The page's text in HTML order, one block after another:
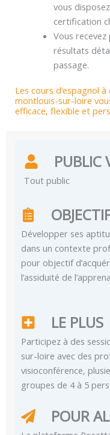
vous
certification
Vous
résultats
passage.
Les cours d’espagnol
montlouis-sur-loire
efficace, flexible et
PUBLIC
Tout public
Développer ses
dans un contexte
pour objectif
l’assiduité de
LE PLUS
Participez à des
sur-loire avec des
visioconférence,
groupes de 4 à 5
POUR